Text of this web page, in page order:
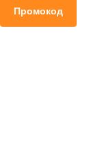
Промокод